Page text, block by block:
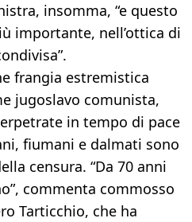
insomma, “e questo
importante, nell’ottica di
frangia estremistica
jugoslavo comunista,
in tempo di pace
fiumani e dalmati sono
censura. “Da 70 anni
commenta commosso
Tarticchio, che ha